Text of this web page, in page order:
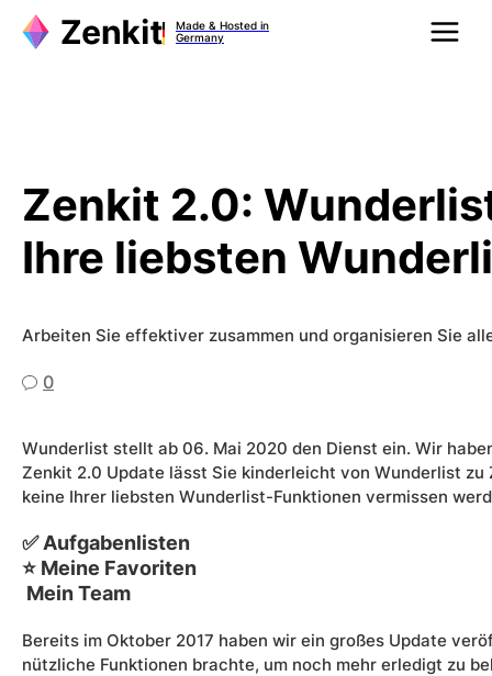
Inhalt
Made & Hosted in
Germany
Zenkit 2.0:
Ihre liebsten
Arbeiten Sie effektiver zusammen und organisieren Sie
0
Wunderlist stellt ab 06. Mai 2020 den Dienst ein. Wir
Zenkit 2.0 Update lässt Sie kinderleicht von Wunderlist
keine Ihrer liebsten Wunderlist-Funktionen vermissen
✅ Aufgabenlisten
⭐ Meine Favoriten
‍ Mein Team
Bereits im Oktober 2017 haben wir ein großes Update
nützliche Funktionen brachte, um noch mehr erledigt zu